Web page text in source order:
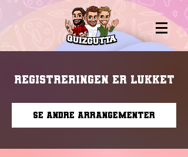
Registreringen er lukket
Se andre arrangementer